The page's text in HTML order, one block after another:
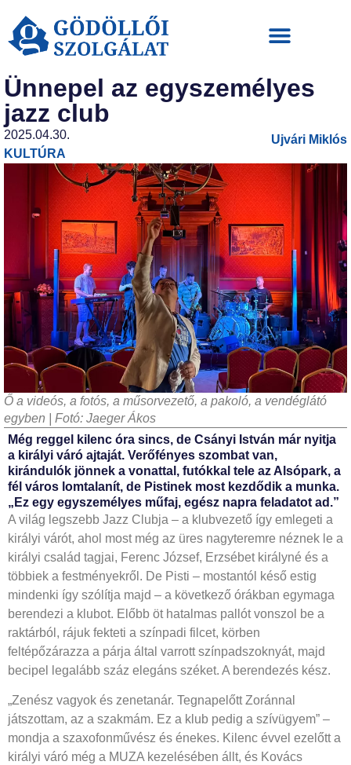
Ünnepel az egyszemélyes
jazz club
2025.04.30.
KULTÚRA
Ujvári Miklós
Ő a videós, a fotós, a műsorvezető, a pakoló, a vendéglátó
egyben | Fotó: Jaeger Ákos
Még reggel kilenc óra sincs, de Csányi István már nyitja
a királyi váró ajtaját. Verőfényes szombat van,
kirándulók jönnek a vonattal, futókkal tele az Alsópark, a
fél város lomtalanít, de Pistinek most kezdődik a munka.
„Ez egy egyszemélyes műfaj, egész napra feladatot ad.”
A világ legszebb Jazz Clubja – a klubvezető így emlegeti a
királyi várót, ahol most még az üres nagyteremre néznek le a
királyi család tagjai, Ferenc József, Erzsébet királyné és a
többiek a festményekről. De Pisti – mostantól késő estig
mindenki így szólítja majd – a következő órákban egymaga
berendezi a klubot. Előbb öt hatalmas pallót vonszol be a
raktárból, rájuk fekteti a színpadi filcet, körben
feltépőzárazza a párja által varrott színpadszoknyát, majd
becipel legalább száz elegáns széket. A berendezés kész.
„Zenész vagyok és zenetanár. Tegnapelőtt Zoránnal
játszottam, az a szakmám. Ez a klub pedig a szívügyem” –
mondja a szaxofonművész és énekes. Kilenc évvel ezelőtt a
királyi váró még a MUZA kezelésében állt, és Kovács